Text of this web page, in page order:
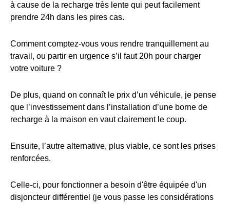
à cause de la recharge très lente qui peut facilement
prendre 24h dans les pires cas.
Comment comptez-vous vous rendre tranquillement au
travail, ou partir en urgence s’il faut 20h pour charger
votre voiture ?
De plus, quand on connaît le prix d’un véhicule, je pense
que l’investissement dans l’installation d’une borne de
recharge à la maison en vaut clairement le coup.
Ensuite, l’autre alternative, plus viable, ce sont les prises
renforcées.
Celle-ci, pour fonctionner a besoin d'être équipée d'un
disjoncteur différentiel (je vous passe les considérations